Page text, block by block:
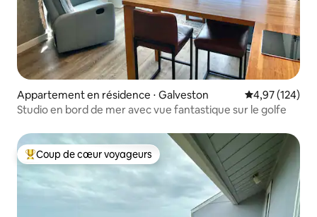
Appartement en résidence ⋅ Galveston Évaluation
4,97 (124)
Studio en bord de mer avec vue fantastique sur le golfe
Coups de cœur voyageurs les plus appréciés
Coup de cœur voyageurs